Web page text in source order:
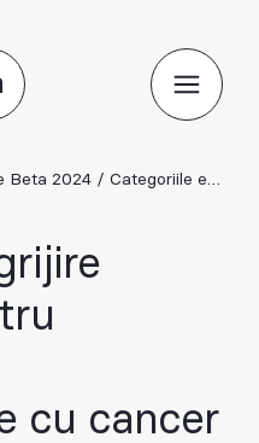
Beta 2024 / Categoriile ediției 2024
cu cancer